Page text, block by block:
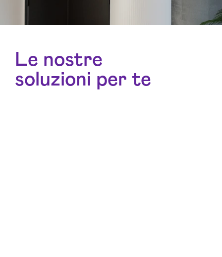
Le nostre
soluzioni per te